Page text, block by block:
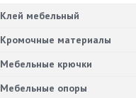
Клей мебельный
Кромочные материалы
Мебельные крючки
Мебельные опоры